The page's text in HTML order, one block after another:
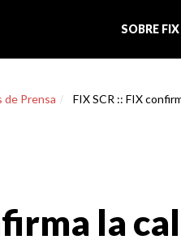
SOBRE FIX
de Prensa FIX SCR :: FIX
la